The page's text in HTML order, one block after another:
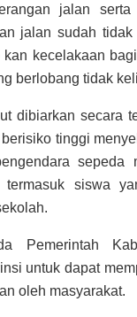
jalan
jalan sudah
kan kecelakaan
berlobang tidak
dibiarkan secara
tinggi
sepeda
termasuk siswa
Pemerintah
untuk dapat
oleh masyarakat.